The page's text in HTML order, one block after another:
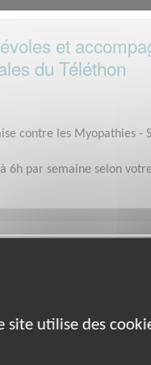
et
du Téléthon
contre les Myopathies -
6h par semaine selon
site utilise des